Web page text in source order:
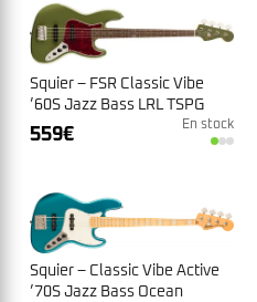
Squier – FSR Classic Vibe
’60S Jazz Bass LRL TSPG
OLV
559€ En stock
Squier – Classic Vibe Active
’70S Jazz Bass Ocean